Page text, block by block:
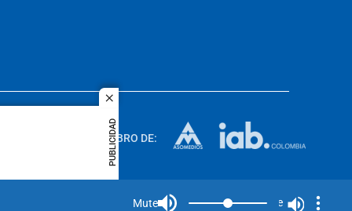
close
PUBLICIDAD
idioma
MIEMBRO DE:
Mute Mute